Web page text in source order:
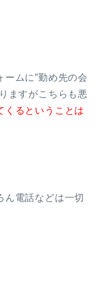
ームに”勤め先の会
ますがこちらも悪
くるということは
ん電話などは一切